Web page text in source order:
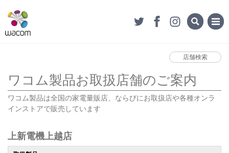
店舗検索
ワコム製品お取扱店舗のご案内
ワコム製品は全国の家電量販店、ならびにお取扱店や各種オンラ
インストアで販売しています
上新電機上越店